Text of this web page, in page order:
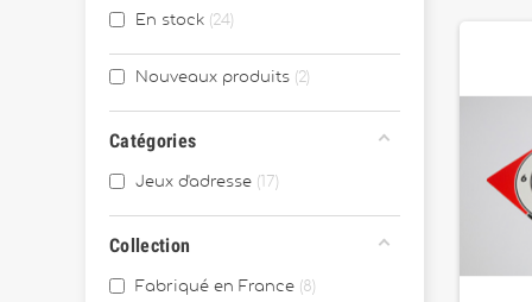
En stock 24
Nouveaux produits 2
Catégories
Jeux d'adresse 17
Collection
Fabriqué en France 8